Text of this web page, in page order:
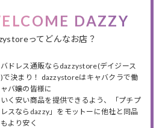
DAZZY
ってどんなお店？
ドレス通販ならdazzystore(デイジース
)で決まり！ dazzystoreはキャバクラで働
バ嬢の皆様に
く安い商品を提供できるよう、「プチプ
スならdazzy」をモットーに他社と同品
より安く